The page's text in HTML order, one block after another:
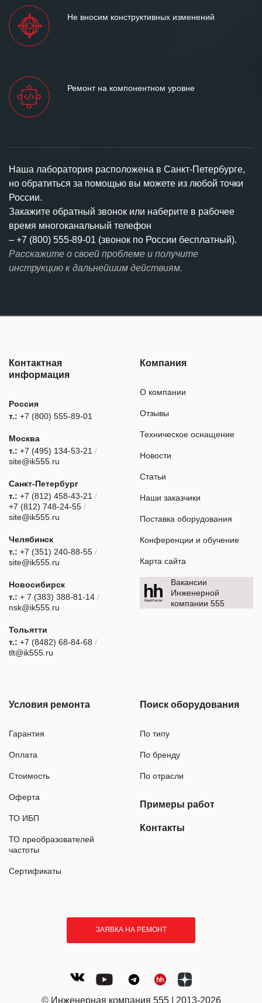
Не вносим конструктивных изменений
Ремонт на компонентном уровне
Наша лаборатория расположена в Санкт-Петербурге,
но обратиться за помощью вы можете из любой точки
России.
Закажите обратный звонок или наберите в рабочее
время многоканальный телефон
– +7 (800) 555-89-01 (звонок по России бесплатный).
Расскажите о своей проблеме и получите
инструкцию к дальнейшим действиям.
Контактная
информация
Россия
т.: +7 (800) 555-89-01
Москва
т.: +7 (495) 134-53-21 /
site@ik555.ru
Санкт-Петербург
т.: +7 (812) 458-43-21 /
+7 (812) 748-24-55 /
site@ik555.ru
Челябинск
т.: +7 (351) 240-88-55 /
site@ik555.ru
Новосибирск
т.: + 7 (383) 388-81-14 /
nsk@ik555.ru
Тольятти
т.: +7 (8482) 68-84-68 /
tlt@ik555.ru
Компания
О компании
Отзывы
Техническое оснащение
Новости
Статьи
Наши заказчики
Поставка оборудования
Конференции и обучение
Карта сайта
Вакансии
Инженерной
компании 555
Условия ремонта
Гарантия
Оплата
Стоимость
Оферта
ТО ИБП
ТО преобразователей
частоты
Сертификаты
Поиск оборудования
По типу
По бренду
По отрасли
Примеры работ
Контакты
ЗАЯВКА НА РЕМОНТ
© Инженерная компания 555 | 2013-2026